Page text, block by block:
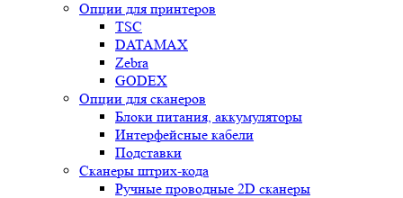
Опции для принтеров
TSC
DATAMAX
Zebra
GODEX
Опции для сканеров
Блоки питания, аккумуляторы
Интерфейсные кабели
Подставки
Сканеры штрих-кода
Ручные проводные 2D сканеры